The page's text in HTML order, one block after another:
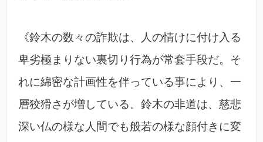
《鈴木の数々の詐欺は、人の情けに付け入る
卑劣極まりない裏切り行為が常套手段だ。そ
れに綿密な計画性を伴っている事により、一
層狡猾さが増している。鈴木の非道は、慈悲
深い仏の様な人間でも般若の様な顔付きに変